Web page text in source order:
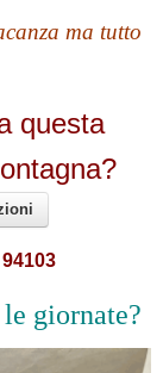
ma tutto
questa
giornate?